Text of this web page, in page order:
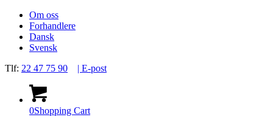
Om oss
Forhandlere
Dansk
Svensk
Tlf: 22 47 75 90 | E-post
0Shopping Cart